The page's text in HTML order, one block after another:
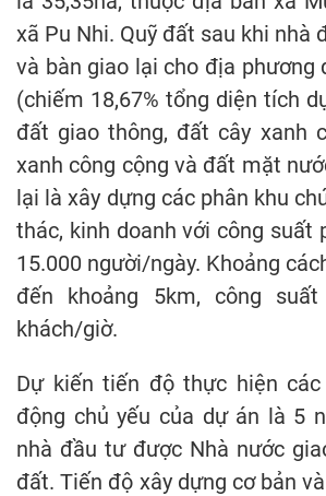
xã Pu Nhi. Quỹ đất sau khi nhà
và bàn giao lại cho địa phương
(chiếm 18,67% tổng diện tích
đất giao thông, đất cây xanh
xanh công cộng và đất mặt
lại là xây dựng các phân khu
thác, kinh doanh với công suất
15.000 người/ngày. Khoảng
đến khoảng 5km, công suất
khách/giờ.
Dự kiến tiến độ thực hiện
động chủ yếu của dự án là 5
nhà đầu tư được Nhà nước
đất. Tiến độ xây dựng cơ bản